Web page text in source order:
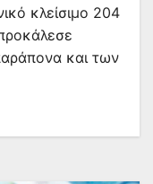
κλείσιμο 204
και των